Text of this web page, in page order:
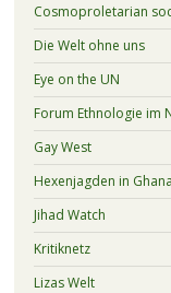
Cosmoproletarian
Die Welt ohne uns
Eye on the UN
Forum Ethnologie im
Gay West
Hexenjagden in Ghana
Jihad Watch
Kritiknetz
Lizas Welt